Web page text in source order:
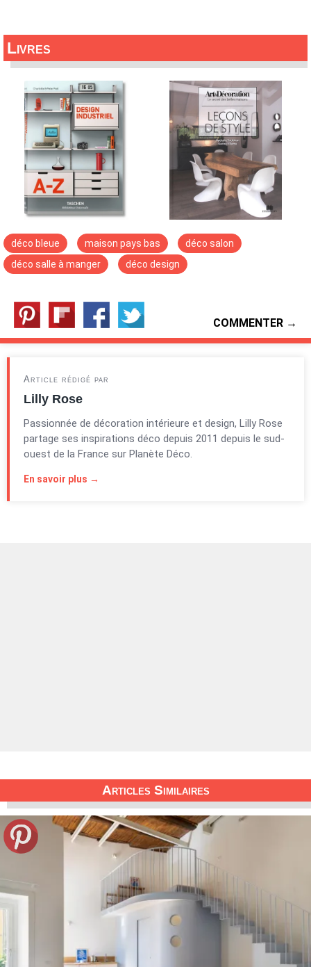
Livres
déco bleue maison pays bas
déco salon
déco salle à manger
déco design
COMMENTER →
Article rédigé par
Lilly Rose
Passionnée de décoration intérieure et design, Lilly Rose
partage ses inspirations déco depuis 2011 depuis le sud-
ouest de la France sur Planète Déco.
En savoir plus →
Articles Similaires